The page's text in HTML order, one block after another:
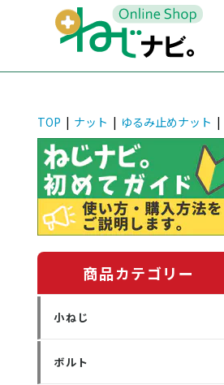
TOP | ナット | ゆるみ止めナット |
商品カテゴリー
小ねじ
ボルト